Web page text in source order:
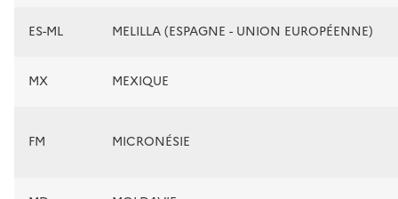
ES-ML MELILLA (ESPAGNE - UNION EUROPÉENNE)
MX MEXIQUE
FM MICRONÉSIE